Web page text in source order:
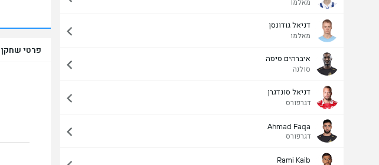
מאלמו
דניאל גודונסן
מאלמו
איברהים סיסה
סולנה
דניאל סונדגרן
דגרפורס
Ahmad Faqa
דגרפורס
Rami Kaib
פרטי שחקן